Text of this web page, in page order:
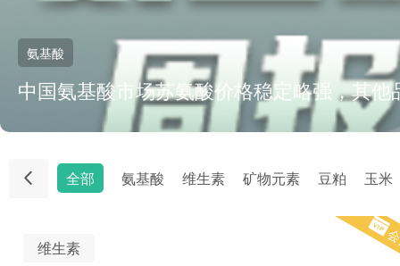
氨基酸
中国氨基酸市场苏氨酸价格稳定略强，其
全部 氨基酸 维生素 矿物元素 豆粕 玉米
维生素